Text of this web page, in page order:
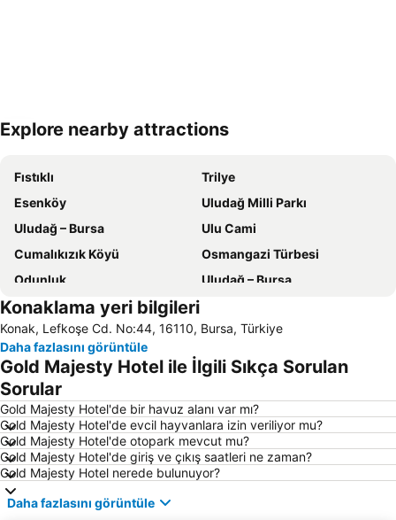
Haritayı genişlet
Explore nearby attractions
Fıstıklı
Trilye
Esenköy
Uludağ Milli Parkı
Uludağ – Bursa
Ulu Cami
Cumalıkızık Köyü
Osmangazi Türbesi
Odunluk
Uludağ – Bursa
Gökçedere
Tüyap Uluslararası Fuar ve Kongre Merkezi
Uludağ – Bursa
Koza Hanı
Tophane Saat Kulesi
Bursa Timsah Arena Stadyumu
Bademli
Eski Şehir Bursa
Yenişehir Airport
Gemlik Limanı
Gülbaçe
Gemlik Otobüs Terminali
Yeşil Türbe
Balibey Han
Yeşil Cami
Konaklama yeri bilgileri
Konak, Lefkoşe Cd. No:44, 16110, Bursa, Türkiye
Daha fazlasını görüntüle
Gold Majesty Hotel ile İlgili Sıkça Sorulan
Sorular
Gold Majesty Hotel'de bir havuz alanı var mı?
Gold Majesty Hotel'de evcil hayvanlara izin veriliyor mu?
Gold Majesty Hotel'de otopark mevcut mu?
Gold Majesty Hotel'de giriş ve çıkış saatleri ne zaman?
Gold Majesty Hotel nerede bulunuyor?
Daha fazlasını görüntüle